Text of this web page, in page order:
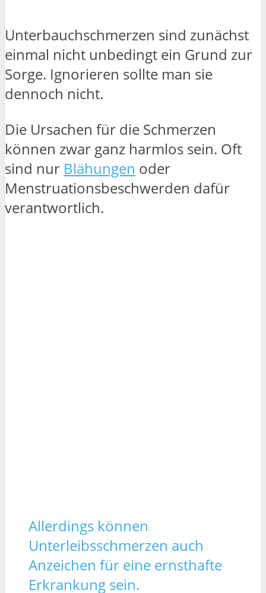
Unterbauchschmerzen sind zunächst
einmal nicht unbedingt ein Grund zur
Sorge. Ignorieren sollte man sie
dennoch nicht.
Die Ursachen für die Schmerzen
können zwar ganz harmlos sein. Oft
sind nur Blähungen oder
Menstruationsbeschwerden dafür
verantwortlich.
Allerdings können
Unterleibsschmerzen auch
Anzeichen für eine ernsthafte
Erkrankung sein.